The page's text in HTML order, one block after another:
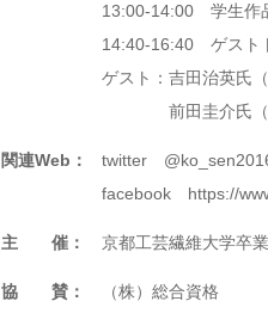
13:00-14:00 学生作
14:40-16:40 ゲスト
ゲスト：吉田治英氏
前田圭介氏（
関連Web：
twitter
facebook https://
主 催： 京都工芸繊維大学卒
協 賛： （株）総合資格